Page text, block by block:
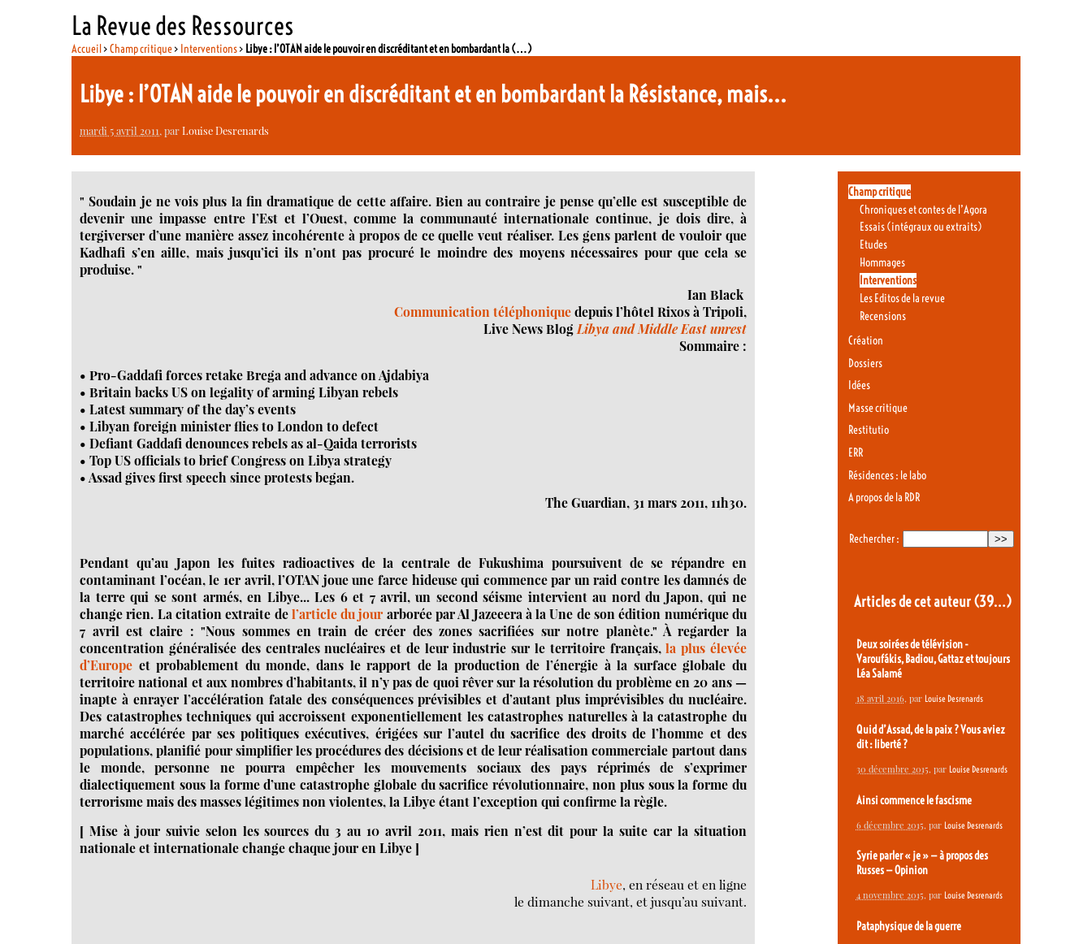
La Revue des Ressources
Accueil>Champ critique> Interventions> Libye : l’OTAN aide le pouvoir en discréditant et en bombardant la (…)
Libye : l’OTAN aide le pouvoir en discréditant et en bombardant la Résistance, mais...
mardi 5 avril 2011, parLouise Desrenards
" Soudain je ne vois plus la fin dramatique de cette affaire. Bien au contraire je pense qu’elle est susceptible de
devenir une impasse entre l’Est et l’Ouest, comme la communauté internationale continue, je dois dire, à
tergiverser d’une manière assez incohérente à propos de ce quelle veut réaliser. Les gens parlent de vouloir que
Kadhafi s’en aille, mais jusqu’ici ils n’ont pas procuré le moindre des moyens nécessaires pour que cela se
produise. "
Ian Black
Communication téléphoniquedepuis l’hôtel Rixos à Tripoli,
Live News Blog Libya and Middle East unrest
Sommaire :
• Pro-Gaddafi forces retake Brega and advance on Ajdabiya
• Britain backs US on legality of arming Libyan rebels
• Latest summary of the day’s events
• Libyan foreign minister flies to London to defect
• Defiant Gaddafi denounces rebels as al-Qaida terrorists
• Top US officials to brief Congress on Libya strategy
• Assad gives first speech since protests began.
The Guardian, 31 mars 2011, 11h30.
Pendant qu’au Japon les fuites radioactives de la centrale de Fukushima poursuivent de se répandre en
contaminant l’océan, le 1er avril, l’OTAN joue une farce hideuse qui commence par un raid contre les damnés de
la terre qui se sont armés, en Libye... Les 6 et 7 avril, un second séisme intervient au nord du Japon, qui ne
change rien. La citation extraite del’article du jour arborée par Al Jazeeera à la Une de son édition numérique du
7 avril est claire : "Nous sommes en train de créer des zones sacrifiées sur notre planète." À regarder la
concentration généralisée des centrales nucléaires et de leur industrie sur le territoire français,la plus élevée
d’Europe et probablement du monde, dans le rapport de la production de l’énergie à la surface globale du
territoire national et aux nombres d’habitants, il n’y pas de quoi rêver sur la résolution du problème en 20 ans —
inapte à enrayer l’accélération fatale des conséquences prévisibles et d’autant plus imprévisibles du nucléaire.
Des catastrophes techniques qui accroissent exponentiellement les catastrophes naturelles à la catastrophe du
marché accélérée par ses politiques exécutives, érigées sur l’autel du sacrifice des droits de l’homme et des
populations, planifié pour simplifier les procédures des décisions et de leur réalisation commerciale partout dans
le monde, personne ne pourra empêcher les mouvements sociaux des pays réprimés de s’exprimer
dialectiquement sous la forme d’une catastrophe globale du sacrifice révolutionnaire, non plus sous la forme du
terrorisme mais des masses légitimes non violentes, la Libye étant l’exception qui confirme la règle.
[ Mise à jour suivie selon les sources du 3 au 10 avril 2011, mais rien n’est dit pour la suite car la situation
nationale et internationale change chaque jour en Libye ]
Libye, en réseau et en ligne
le dimanche suivant, et jusqu’au suivant.
Champ critique
Chroniques et contes de l’Agora
Essais (intégraux ou extraits)
Etudes
Hommages
Interventions
Les Editos de la revue
Recensions
Création
Dossiers
Idées
Masse critique
Restitutio
ERR
Résidences : le labo
A propos de la RDR
Rechercher :
Articles de cet auteur(39…)
Deux soirées de télévision -
Varoufákis, Badiou, Gattaz et toujours
Léa Salamé
18 avril 2016, par Louise Desrenards
Quid d’Assad, de la paix ? Vous aviez
dit : liberté ?
30 décembre 2015, par Louise Desrenards
Ainsi commence le fascisme
6 décembre 2015, par Louise Desrenards
Syrie parler « je » — à propos des
Russes — Opinion
4 novembre 2015, par Louise Desrenards
Pataphysique de la guerre